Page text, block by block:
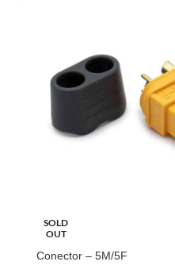
SOLD
OUT
Conector – 5M/5F